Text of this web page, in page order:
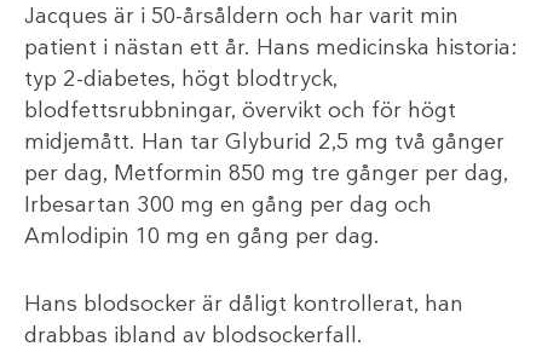
Jacques är i 50-årsåldern och har varit min
patient i nästan ett år. Hans medicinska historia:
typ 2-diabetes, högt blodtryck,
blodfettsrubbningar, övervikt och för högt
midjemått. Han tar Glyburid 2,5 mg två gånger
per dag, Metformin 850 mg tre gånger per dag,
Irbesartan 300 mg en gång per dag och
Amlodipin 10 mg en gång per dag.
Hans blodsocker är dåligt kontrollerat, han
drabbas ibland av blodsockerfall.